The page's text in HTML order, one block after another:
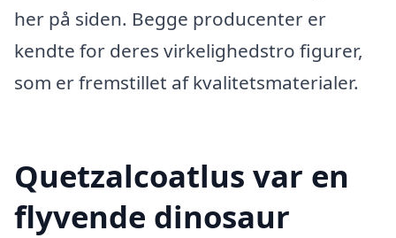
her på siden. Begge producenter er
kendte for deres virkelighedstro figurer,
som er fremstillet af kvalitetsmaterialer.
Quetzalcoatlus var en
flyvende dinosaur